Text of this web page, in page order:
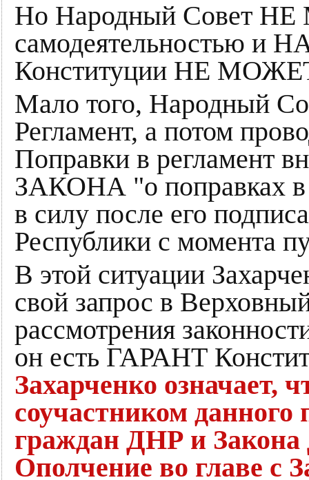
Но Народный Совет
самодеятельностью и
Конституции НЕ
Мало того, Народный
Регламент, а потом
Поправки в регламент
ЗАКОНА "о поправках в
в силу после его
Республики с момента
В этой ситуации
свой запрос в
рассмотрения
он есть ГАРАНТ
Захарченко означает,
соучастником
граждан ДНР и
Ополчение во главе с